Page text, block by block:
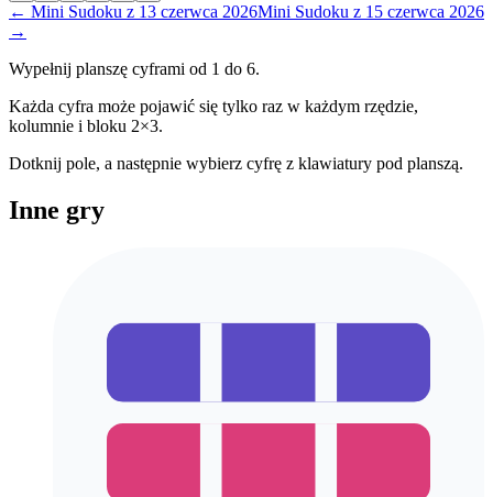
← Mini Sudoku z 13 czerwca 2026Mini Sudoku z 15 czerwca 2026
→
Wypełnij planszę cyframi od 1 do 6.
Każda cyfra może pojawić się tylko raz w każdym rzędzie,
kolumnie i bloku 2×3.
Dotknij pole, a następnie wybierz cyfrę z klawiatury pod planszą.
Inne gry